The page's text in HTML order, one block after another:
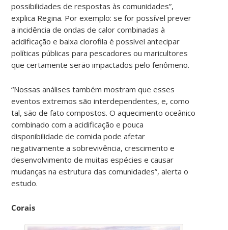
possibilidades de respostas às comunidades”,
explica Regina. Por exemplo: se for possível prever
a incidência de ondas de calor combinadas à
acidificação e baixa clorofila é possível antecipar
políticas públicas para pescadores ou maricultores
que certamente serão impactados pelo fenômeno.
“Nossas análises também mostram que esses
eventos extremos são interdependentes, e, como
tal, são de fato compostos. O aquecimento oceânico
combinado com a acidificação e pouca
disponibilidade de comida pode afetar
negativamente a sobrevivência, crescimento e
desenvolvimento de muitas espécies e causar
mudanças na estrutura das comunidades”, alerta o
estudo.
Corais